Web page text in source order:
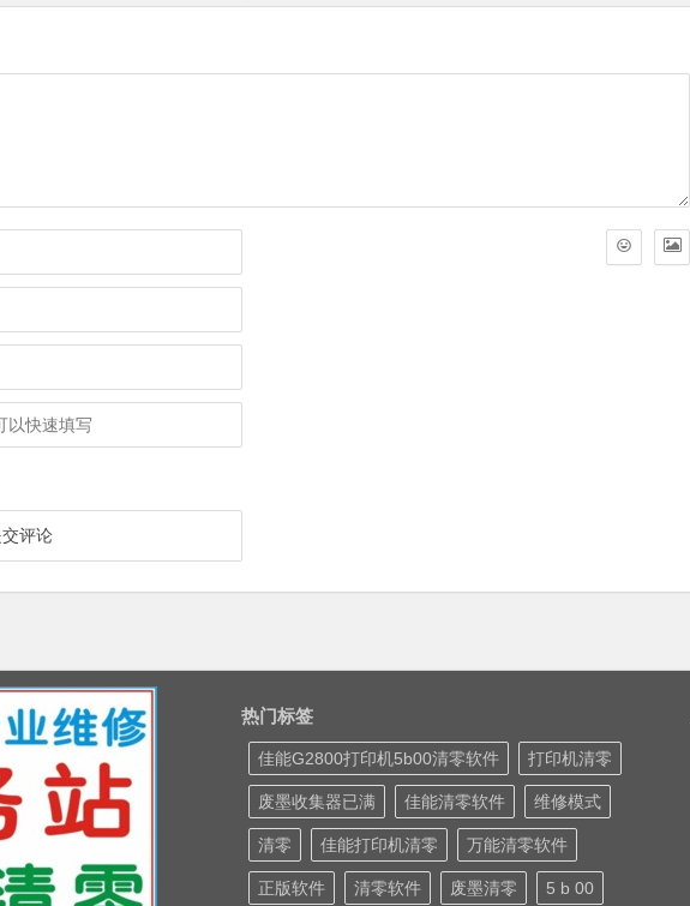
热门标签
佳能G2800打印机5b00清零软件 打印机清零
废墨收集器已满 佳能清零软件 维修模式
清零 佳能打印机清零 万能清零软件
正版软件 清零软件 废墨清零 5 b 00